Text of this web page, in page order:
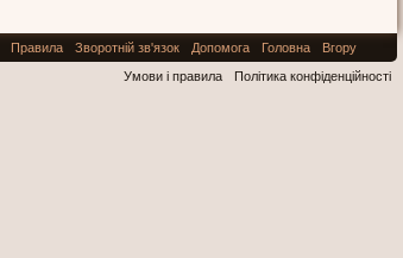
Правила Зворотній зв'язок Допомога Головна
Вгору
Умови і правила
Політика конфіденційності